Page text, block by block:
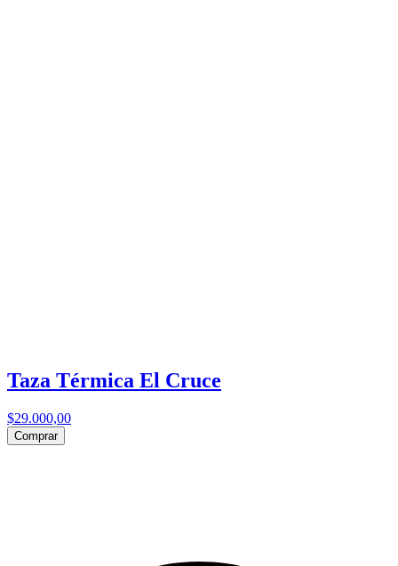
Taza Térmica El Cruce
$29.000,00
Comprar